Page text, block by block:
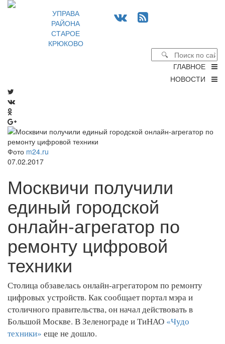
УПРАВА
РАЙОНА
СТАРОЕ
КРЮКОВО
ГЛАВНОЕ
НОВОСТИ
Фото m24.ru
07.02.2017
Москвичи получили
единый городской
онлайн-агрегатор по
ремонту цифровой
техники
Столица обзавелась онлайн-агрегатором по ремонту
цифровых устройств. Как сообщает портал мэра и
столичного правительства, он начал действовать в
Большой Москве. В Зеленограде и ТиНАО «Чудо
техники» еще не дошло.